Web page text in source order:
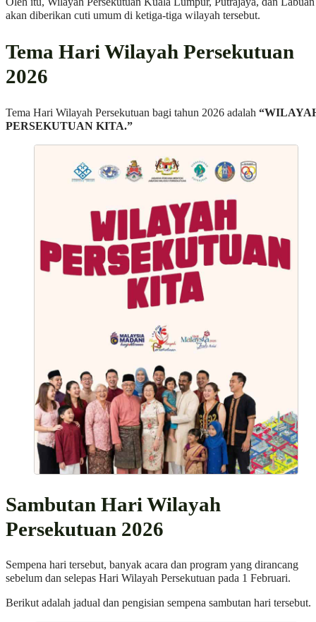
akan diberikan cuti umum di ketiga-tiga wilayah tersebut.
Tema Hari Wilayah Persekutuan
2026
Tema Hari Wilayah Persekutuan bagi tahun 2026 adalah
PERSEKUTUAN KITA.”
Sambutan Hari Wilayah
Persekutuan 2026
Sempena hari tersebut, banyak acara dan program yang dirancang
sebelum dan selepas Hari Wilayah Persekutuan pada 1 Februari.
Berikut adalah jadual dan pengisian sempena sambutan hari tersebut.